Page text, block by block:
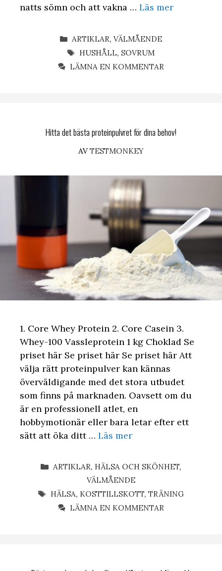
natts sömn och att vakna … Läs mer
KATEGORIER
ARTIKLAR,VÄLMÅENDE
ETIKETTER
HUSHÅLL, SOVRUM
LÄMNA EN KOMMENTAR
Hitta det bästa proteinpulvret för dina behov!
AVTESTMONKEY
1. Core Whey Protein 2. Core Casein 3.
Whey-100 Vassleprotein 1 kg Choklad Se
priset här Se priset här Se priset här Att
välja rätt proteinpulver kan kännas
överväldigande med det stora utbudet
som finns på marknaden. Oavsett om du
är en professionell atlet, en
hobbymotionär eller bara letar efter ett
sätt att öka ditt … Läs mer
KATEGORIER
ARTIKLAR, HÄLSA OCH SKÖNHET,
VÄLMÅENDE
ETIKETTER
HÄLSA, KOSTTILLSKOTT, TRÄNING
LÄMNA EN KOMMENTAR